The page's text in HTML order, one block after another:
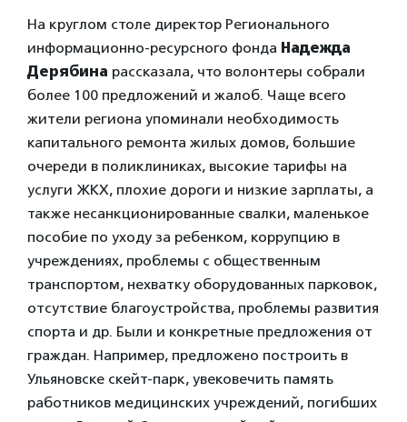
На круглом столе директор Регионального
информационно-ресурсного фонда Надежда
Дерябина рассказала, что волонтеры собрали
более 100 предложений и жалоб. Чаще всего
жители региона упоминали необходимость
капитального ремонта жилых домов, большие
очереди в поликлиниках, высокие тарифы на
услуги ЖКХ, плохие дороги и низкие зарплаты, а
также несанкционированные свалки, маленькое
пособие по уходу за ребенком, коррупцию в
учреждениях, проблемы с общественным
транспортом, нехватку оборудованных парковок,
отсутствие благоустройства, проблемы развития
спорта и др. Были и конкретные предложения от
граждан. Например, предложено построить в
Ульяновске скейт-парк, увековечить память
работников медицинских учреждений, погибших